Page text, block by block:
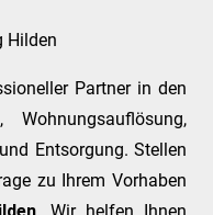
Partner in den
Wohnungsauflösung,
Entsorgung. Stellen
zu Ihrem Vorhaben